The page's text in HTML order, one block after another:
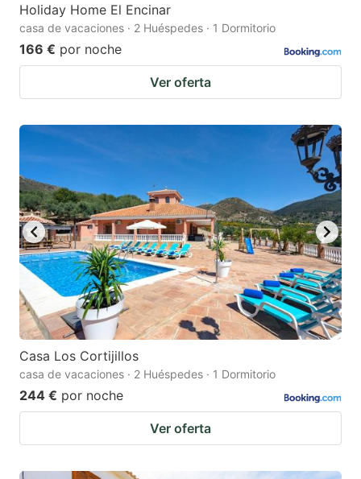
Holiday Home El Encinar
casa de vacaciones · 2 Huéspedes · 1 Dormitorio
166 € por noche
Ver oferta
Casa Los Cortijillos
casa de vacaciones · 2 Huéspedes · 1 Dormitorio
244 € por noche
Ver oferta